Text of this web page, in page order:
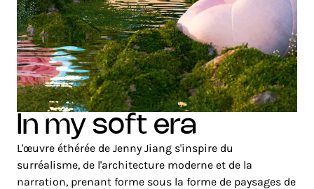
in my soft era
L'œuvre éthérée de Jenny Jiang s'inspire du
surréalisme, de l'architecture moderne et de la
narration, prenant forme sous la forme de paysages de